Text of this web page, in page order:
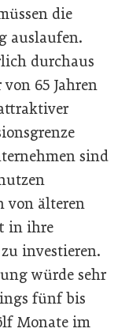
die
auslaufen.
durchaus
65 Jahren
sind
von älteren
in ihre
investieren.
würde sehr
fünf bis
Monate im